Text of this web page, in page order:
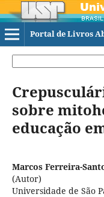
Portal de Livros
sobre
educação
Marcos Ferreira-
(Autor)
Universidade de São